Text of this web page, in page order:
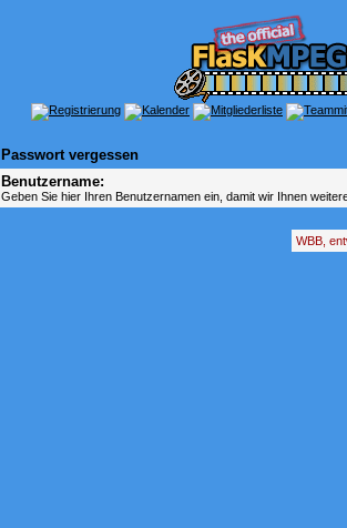
Passwort vergessen
Benutzername:
Geben Sie hier Ihren Benutzernamen ein, damit wir Ihnen
WBB,